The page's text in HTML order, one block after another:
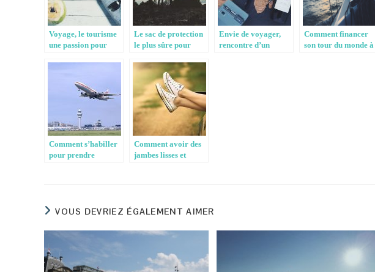
Voyage, le tourisme
une passion pour
Le sac de protection
le plus sûre pour
Envie de voyager,
rencontre d’un
Comment financer
son tour du monde à
Comment s’habiller
pour prendre
Comment avoir des
jambes lisses et
VOUS DEVRIEZ ÉGALEMENT AIMER